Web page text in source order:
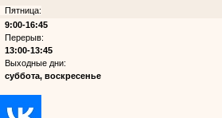
Пятница:
9:00-16:45
Перерыв:
13:00-13:45
Выходные дни:
суббота, воскресенье